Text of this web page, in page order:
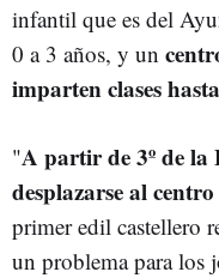
infantil que es del
0 a 3 años, y un
imparten clases
"A partir de 3º de la
desplazarse al
primer edil castellero
un problema para los